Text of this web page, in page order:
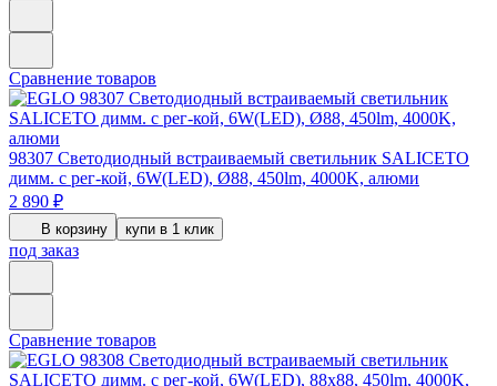
Сравнение товаров
98307 Светодиодный встраиваемый светильник SALICETO
димм. с рег-кой, 6W(LED), Ø88, 450lm, 4000K, алюми
2 890 ₽
В корзину купи в 1 клик
под заказ
Сравнение товаров